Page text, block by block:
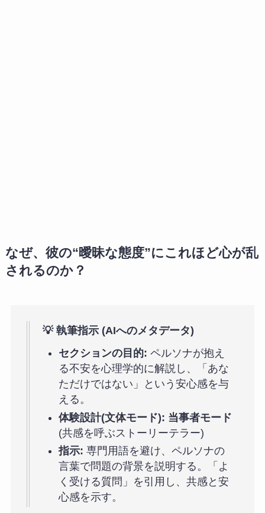
なぜ、彼の“曖昧な態度”にこれほど心が乱
されるのか？
💡 執筆指示 (AIへのメタデータ)
セクションの目的: ペルソナが抱え
る不安を心理学的に解説し、「あな
ただけではない」という安心感を与
える。
体験設計(文体モード): 当事者モード
(共感を呼ぶストーリーテラー)
指示: 専門用語を避け、ペルソナの
言葉で問題の背景を説明する。「よ
く受ける質問」を引用し、共感と安
心感を示す。